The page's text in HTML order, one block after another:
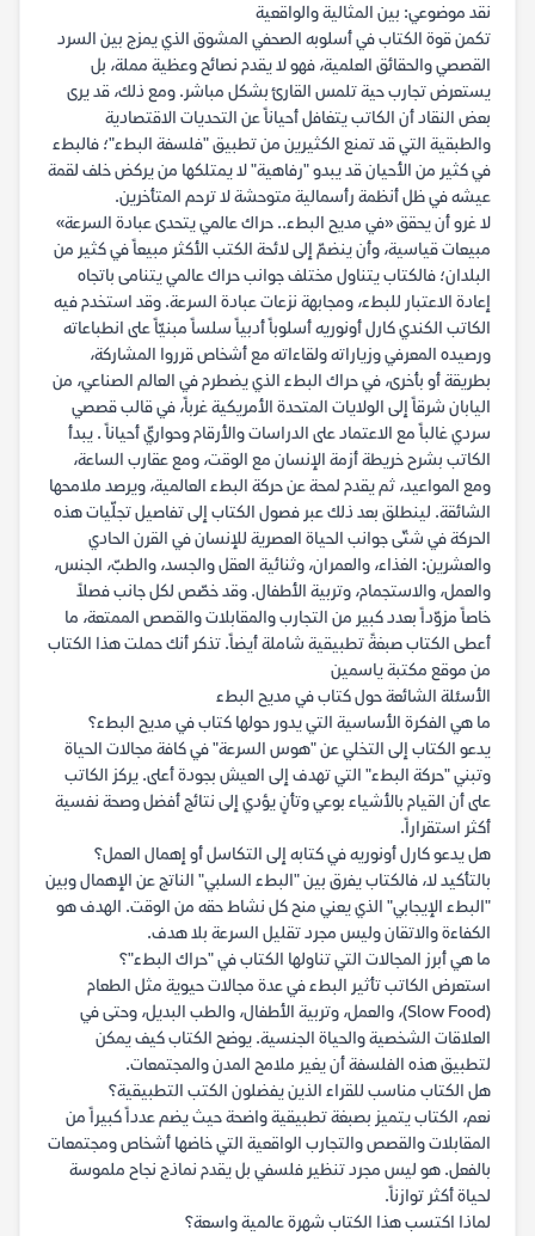
نقد موضوعي: بين المثالية والواقعية
تكمن قوة الكتاب في أسلوبه الصحفي المشوق الذي يمزج بين السرد
القصصي والحقائق العلمية، فهو لا يقدم نصائح وعظية مملة، بل
يستعرض تجارب حية تلمس القارئ بشكل مباشر. ومع ذلك، قد يرى
بعض النقاد أن الكاتب يتغافل أحياناً عن التحديات الاقتصادية
والطبقية التي قد تمنع الكثيرين من تطبيق "فلسفة البطء"؛ فالبطء
في كثير من الأحيان قد يبدو "رفاهية" لا يمتلكها من يركض خلف لقمة
عيشه في ظل أنظمة رأسمالية متوحشة لا ترحم المتأخرين.
لا غرو أن يحقق «في مديح البطء.. حراك عالمي يتحدى عبادة السرعة»
مبيعات قياسية، وأن ينضمّ إلى لائحة الكتب الأكثر مبيعاً في كثير من
البلدان؛ فالكتاب يتناول مختلف جوانب حراك عالمي يتنامى باتجاه
إعادة الاعتبار للبطء، ومجابهة نزعات عبادة السرعة. وقد استخدم فيه
الكاتب الكندي كارل أونوريه أسلوباً أدبياً سلساً مبنيّاً على انطباعاته
ورصيده المعرفي وزياراته ولقاءاته مع أشخاص قرروا المشاركة،
بطريقة أو بأخرى، في حراك البطء الذي يضطرم في العالم الصناعي، من
اليابان شرقاً إلى الولايات المتحدة الأمريكية غرباً، في قالب قصصي
سردي غالباً مع الاعتماد على الدراسات والأرقام وحواريّ أحياناً . يبدأ
الكاتب بشرح خريطة أزمة الإنسان مع الوقت، ومع عقارب الساعة،
ومع المواعيد، ثم يقدم لمحة عن حركة البطء العالمية، ويرصد ملامحها
الشائقة. لينطلق بعد ذلك عبر فصول الكتاب إلى تفاصيل تجلّيات هذه
الحركة في شتّى جوانب الحياة العصرية للإنسان في القرن الحادي
والعشرين: الغذاء، والعمران، وثنائية العقل والجسد، والطبّ، الجنس،
والعمل، والاستجمام، وتربية الأطفال. وقد خصّص لكل جانب فصلاً
خاصاً مزوّداً بعدد كبير من التجارب والمقابلات والقصص الممتعة، ما
أعطى الكتاب صبغةً تطبيقية شاملة أيضاً. تذكر أنك حملت هذا الكتاب
من موقع مكتبة ياسمين
الأسئلة الشائعة حول كتاب في مديح البطء
ما هي الفكرة الأساسية التي يدور حولها كتاب في مديح البطء؟
يدعو الكتاب إلى التخلي عن "هوس السرعة" في كافة مجالات الحياة
وتبني "حركة البطء" التي تهدف إلى العيش بجودة أعلى. يركز الكاتب
على أن القيام بالأشياء بوعي وتأنٍ يؤدي إلى نتائج أفضل وصحة نفسية
أكثر استقراراً.
هل يدعو كارل أونوريه في كتابه إلى التكاسل أو إهمال العمل؟
بالتأكيد لا، فالكتاب يفرق بين "البطء السلبي" الناتج عن الإهمال وبين
"البطء الإيجابي" الذي يعني منح كل نشاط حقه من الوقت. الهدف هو
الكفاءة والاتقان وليس مجرد تقليل السرعة بلا هدف.
ما هي أبرز المجالات التي تناولها الكتاب في "حراك البطء"؟
استعرض الكاتب تأثير البطء في عدة مجالات حيوية مثل الطعام
(Slow Food)، والعمل، وتربية الأطفال، والطب البديل، وحتى في
العلاقات الشخصية والحياة الجنسية. يوضح الكتاب كيف يمكن
لتطبيق هذه الفلسفة أن يغير ملامح المدن والمجتمعات.
هل الكتاب مناسب للقراء الذين يفضلون الكتب التطبيقية؟
نعم، الكتاب يتميز بصبغة تطبيقية واضحة حيث يضم عدداً كبيراً من
المقابلات والقصص والتجارب الواقعية التي خاضها أشخاص ومجتمعات
بالفعل. هو ليس مجرد تنظير فلسفي بل يقدم نماذج نجاح ملموسة
لحياة أكثر توازناً.
لماذا اكتسب هذا الكتاب شهرة عالمية واسعة؟